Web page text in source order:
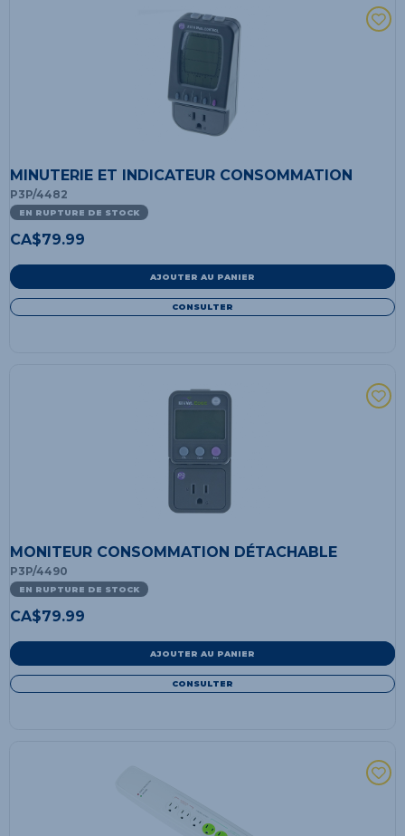
MINUTERIE ET INDICATEUR CONSOMMATION
P3P/4482
EN RUPTURE DE STOCK
CA$79.99
AJOUTER AU PANIER
CONSULTER
MONITEUR CONSOMMATION DÉTACHABLE
P3P/4490
EN RUPTURE DE STOCK
CA$79.99
AJOUTER AU PANIER
CONSULTER